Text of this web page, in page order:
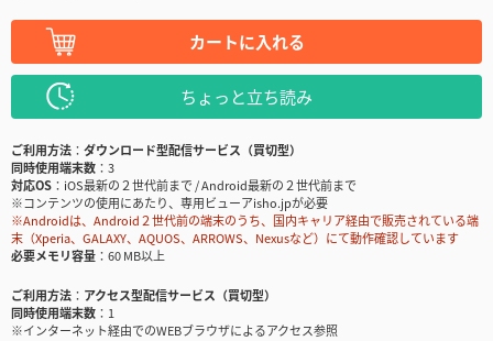
カートに入れる
ちょっと立ち読み
ご利用方法
ダウンロード型配信サービス（買切型）
同時使用端末数
3
対応OS
iOS最新の２世代前まで / Android最新の２世代前まで
※コンテンツの使用にあたり、専用ビューアisho.jpが必要
※Androidは、Android２世代前の端末のうち、国内キャリア経由で販売されている端
末（Xperia、GALAXY、AQUOS、ARROWS、Nexusなど）にて動作確認しています
必要メモリ容量
60 MB以上
ご利用方法
アクセス型配信サービス（買切型）
同時使用端末数
1
※インターネット経由でのWEBブラウザによるアクセス参照